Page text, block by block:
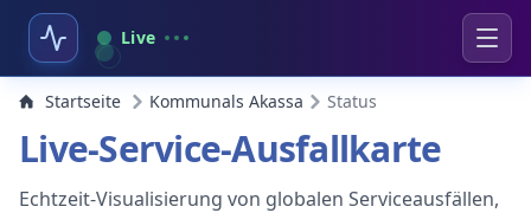
Live
Startseite Kommunals Akassa Status
Live-Service-Ausfallkarte
Echtzeit-Visualisierung von globalen Serviceausfällen,